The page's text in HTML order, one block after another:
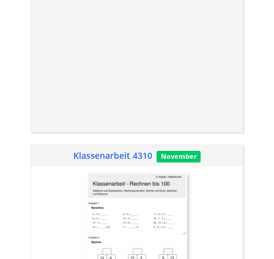
Klassenarbeit 4310 November